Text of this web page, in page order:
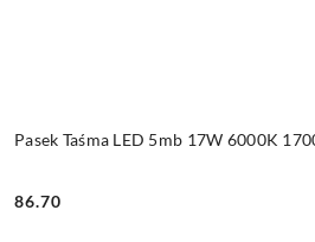
Pasek Taśma LED 5mb 17W 6000K
Cena:
86.70